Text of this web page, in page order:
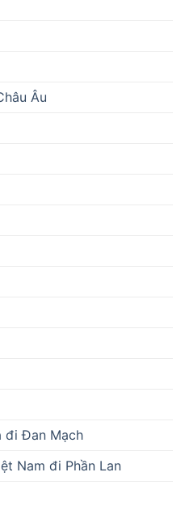
Âu
đi Đan Mạch
Nam đi Phần Lan